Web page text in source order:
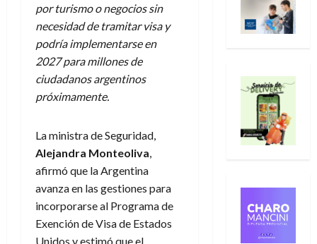
por turismo o negocios sin
necesidad de tramitar visa y
podría implementarse en
2027 para millones de
ciudadanos argentinos
próximamente.
La ministra de Seguridad,
Alejandra Monteoliva
afirmó que la Argentina
avanza en las gestiones para
incorporarse al Programa de
Exención de Visa de Estados
Unidos y estimó que el